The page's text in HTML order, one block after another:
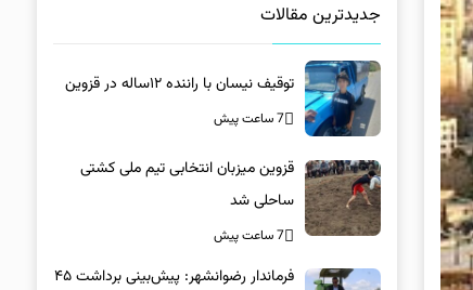
جدیدترین مقالات
توقیف نیسان با راننده ۱۲ساله در قزوین
7 ساعت پیش
قزوین میزبان انتخابی تیم ملی کشتی
ساحلی شد
7 ساعت پیش
فرماندار رضوانشهر: پیش‌بینی برداشت ۴۵